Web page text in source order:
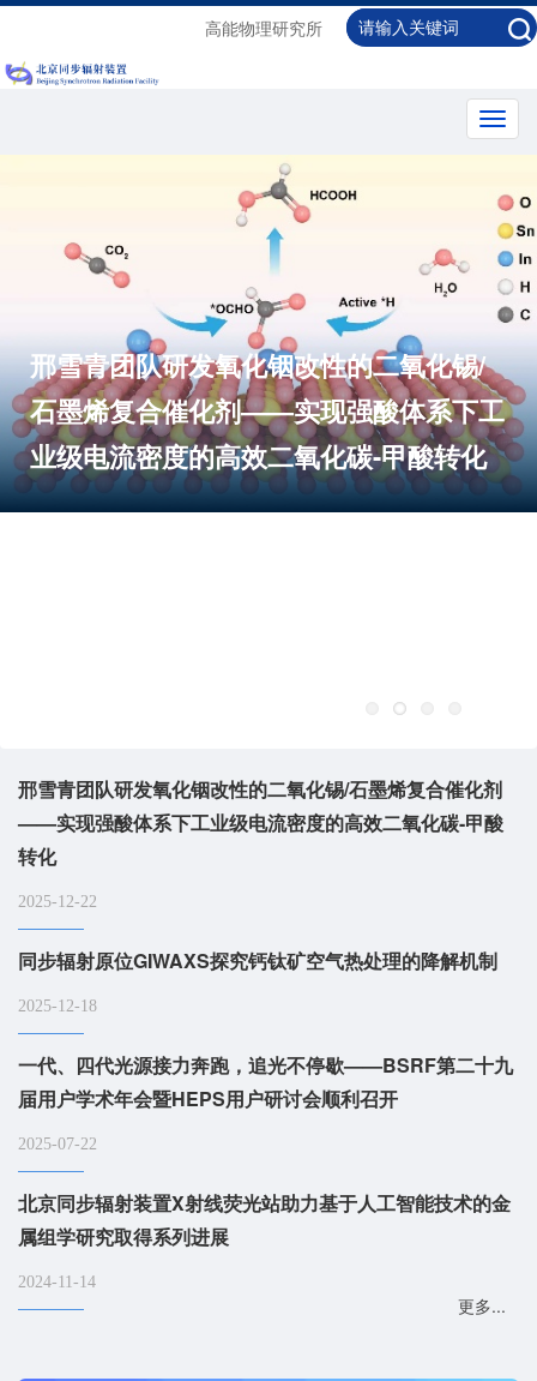
高能物理研究所
邢雪青团队研发氧化铟改性的二氧化锡/
石墨烯复合催化剂——实现强酸体系下工
业级电流密度的高效二氧化碳-甲酸转化
邢雪青团队研发氧化铟改性的二氧化锡/石墨烯复合催化剂
——实现强酸体系下工业级电流密度的高效二氧化碳-甲酸
转化
2025-12-22
同步辐射原位GIWAXS探究钙钛矿空气热处理的降解机制
2025-12-18
一代、四代光源接力奔跑，追光不停歇——BSRF第二十九
届用户学术年会暨HEPS用户研讨会顺利召开
2025-07-22
北京同步辐射装置X射线荧光站助力基于人工智能技术的金
属组学研究取得系列进展
2024-11-14
更多...